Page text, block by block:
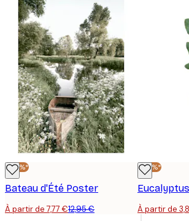
-40%*
Bateau d'Été Poster
À partir de 7,77 €12,95 €
-40%*
À partir de